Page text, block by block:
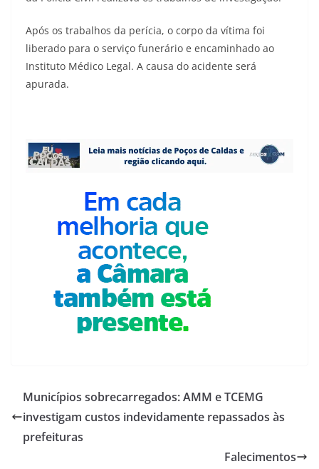
Após os trabalhos da perícia, o corpo da vítima foi
liberado para o serviço funerário e encaminhado ao
Instituto Médico Legal. A causa do acidente será
apurada.
Municípios sobrecarregados: AMM e TCEMG
investigam custos indevidamente repassados às
prefeituras
Falecimentos